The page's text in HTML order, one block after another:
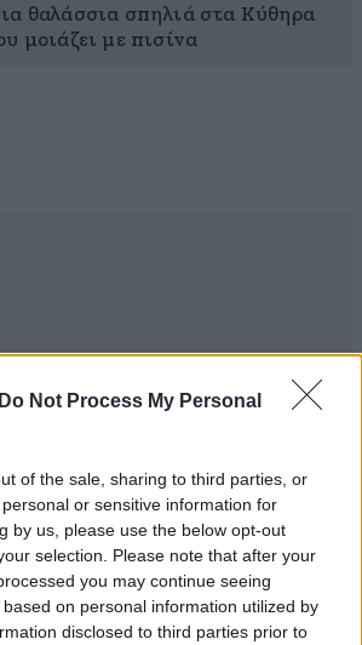
Do Not Process My Personal
of the sale, sharing to third parties, or
or sensitive information for
by us, please use the below opt-out
selection. Please note that after your
you may continue seeing
on personal information utilized by
disclosed to third parties prior to
θαλάσσια σπηλιά στα Κύθηρα
μοιάζει με πισίνα